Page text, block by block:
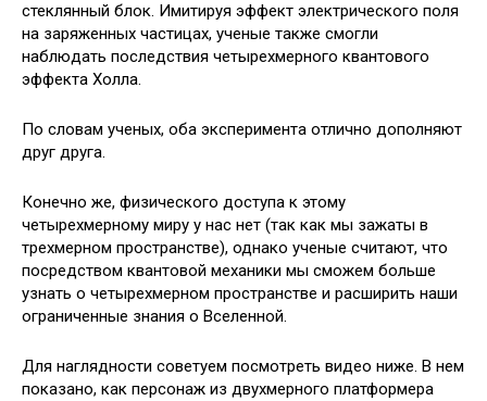
стеклянный блок. Имитируя эффект электрического поля
на заряженных частицах, ученые также смогли
наблюдать последствия четырехмерного квантового
эффекта Холла.
По словам ученых, оба эксперимента отлично дополняют
друг друга.
Конечно же, физического доступа к этому
четырехмерному миру у нас нет (так как мы зажаты в
трехмерном пространстве), однако ученые считают, что
посредством квантовой механики мы сможем больше
узнать о четырехмерном пространстве и расширить наши
ограниченные знания о Вселенной.
Для наглядности советуем посмотреть видео ниже. В нем
показано, как персонаж из двухмерного платформера